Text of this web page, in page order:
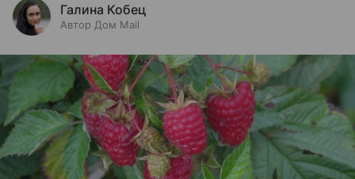
Галина Кобец
Автор Дом Mail